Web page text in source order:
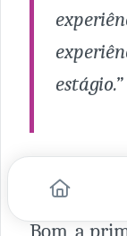
estágio.”
Você já